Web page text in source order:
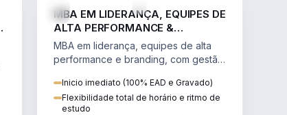
MBA EM LIDERANÇA, EQUIPES DE
ALTA PERFORMANCE &
BRANDING
MBA em liderança, equipes de alta
performance e branding, com gestão
e comunicação persuasiva.
Inicio imediato (100% EAD e Gravado)
Flexibilidade total de horário e ritmo de
estudo